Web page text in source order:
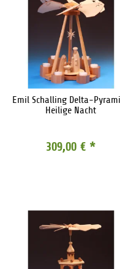
Emil Schalling Delta-
Heilige Nacht
309,00 € *